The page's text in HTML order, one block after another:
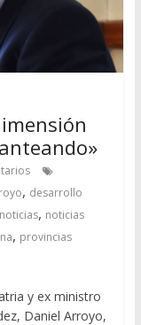
, desarrollo
noticias, noticias
, provincias
y ex ministro
Daniel Arroyo,